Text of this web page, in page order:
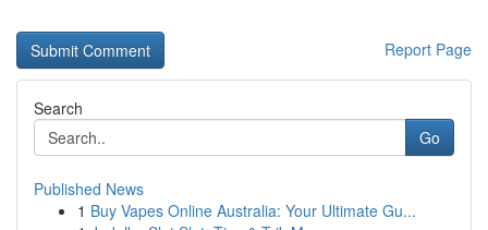
Report Page
Search
Go
Published News
1 Buy Vapes Online Australia: Your Ultimate Gu...